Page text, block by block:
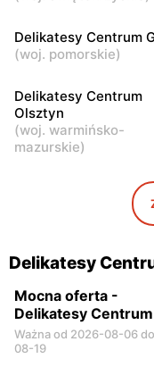
Łomianki, ul.
27
Delikatesy Centrum
Nowa Wola, ul.
Krasickiego 110
Delikatesy Centrum
(woj. pomorskie)
Delikatesy Centrum
Olsztyn
(woj. warmińsko-
mazurskie)
Delikatesy
Mocna oferta -
Delikatesy Centrum
Ważna od 2026-08-06
08-19